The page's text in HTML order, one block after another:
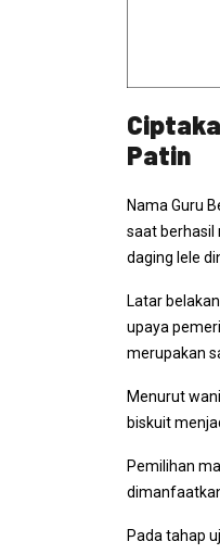
Patin
Nama Guru
saat berhasil
daging lele
Latar
upaya
merupakan
Menurut
biskuit
Pemilihan
Pada tahap